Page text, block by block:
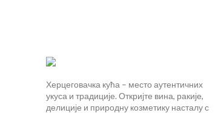
Херцеговачка кућа – место аутентичних
укуса и традиције. Откријте вина, ракије,
делиције и природну козметику насталу с